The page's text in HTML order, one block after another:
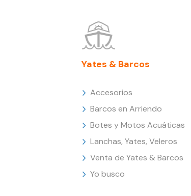
Yates & Barcos
Accesorios
Barcos en Arriendo
Botes y Motos Acuáticas
Lanchas, Yates, Veleros
Venta de Yates & Barcos
Yo busco